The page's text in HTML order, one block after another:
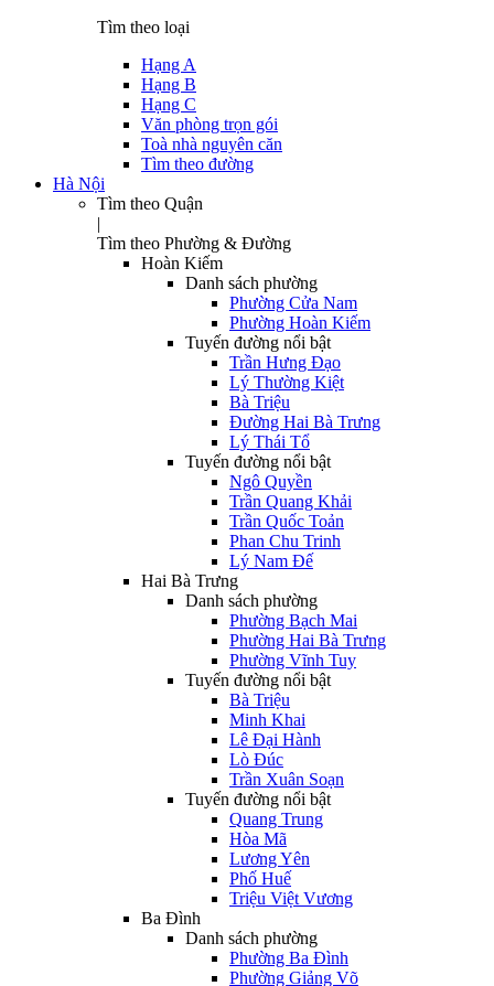
Tìm theo loại
Hạng A
Hạng B
Hạng C
Văn phòng trọn gói
Toà nhà nguyên căn
Tìm theo đường
Hà Nội
Tìm theo Quận
|
Tìm theo Phường & Đường
Hoàn Kiếm
Danh sách phường
Phường Cửa Nam
Phường Hoàn Kiếm
Tuyến đường nổi bật
Trần Hưng Đạo
Lý Thường Kiệt
Bà Triệu
Đường Hai Bà Trưng
Lý Thái Tổ
Tuyến đường nổi bật
Ngô Quyền
Trần Quang Khải
Trần Quốc Toản
Phan Chu Trinh
Lý Nam Đế
Hai Bà Trưng
Danh sách phường
Phường Bạch Mai
Phường Hai Bà Trưng
Phường Vĩnh Tuy
Tuyến đường nổi bật
Bà Triệu
Minh Khai
Lê Đại Hành
Lò Đúc
Trần Xuân Soạn
Tuyến đường nổi bật
Quang Trung
Hòa Mã
Lương Yên
Phố Huế
Triệu Việt Vương
Ba Đình
Danh sách phường
Phường Ba Đình
Phường Giảng Võ